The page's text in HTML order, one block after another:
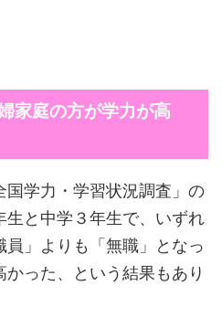
家庭の方が学力が高
国学力・学習状況調査」の
と中学３年生で、いずれ
員」よりも「無職」となっ
った、という結果もあり